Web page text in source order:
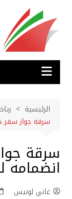
المحتوى
الرئيسية
سرقة جواز سفر
سرقة
انضمامه
غاني لونيس